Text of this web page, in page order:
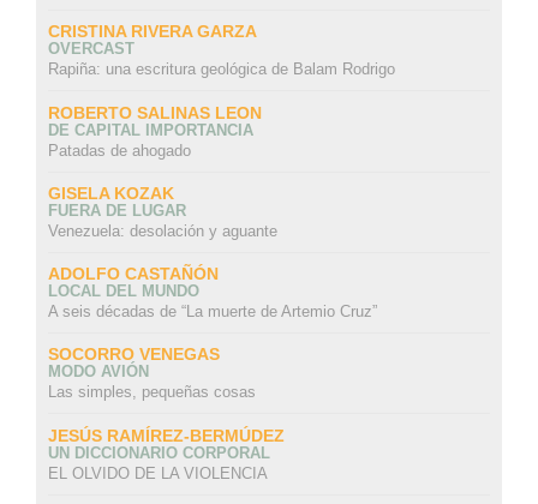
CRISTINA RIVERA GARZA
OVERCAST
Rapiña: una escritura geológica de Balam Rodrigo
ROBERTO SALINAS LEON
DE CAPITAL IMPORTANCIA
Patadas de ahogado
GISELA KOZAK
FUERA DE LUGAR
Venezuela: desolación y aguante
ADOLFO CASTAÑÓN
LOCAL DEL MUNDO
A seis décadas de “La muerte de Artemio Cruz”
SOCORRO VENEGAS
MODO AVIÓN
Las simples, pequeñas cosas
JESÚS RAMÍREZ-BERMÚDEZ
UN DICCIONARIO CORPORAL
EL OLVIDO DE LA VIOLENCIA